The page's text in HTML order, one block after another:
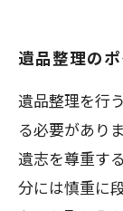
遺品整理のポ
遺品整理を行
る必要があり
遺志を尊重す
分には慎重に